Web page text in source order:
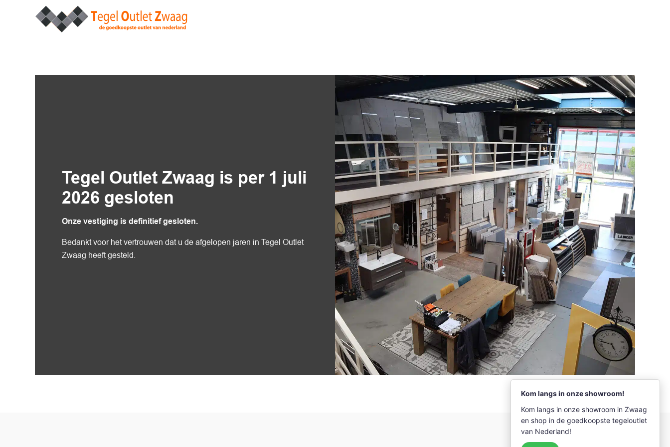
Tegel Outlet Zwaag is per 1 juli
2026 gesloten
Onze vestiging is definitief gesloten.
Bedankt voor het vertrouwen dat u de afgelopen jaren in Tegel Outlet
Zwaag heeft gesteld.